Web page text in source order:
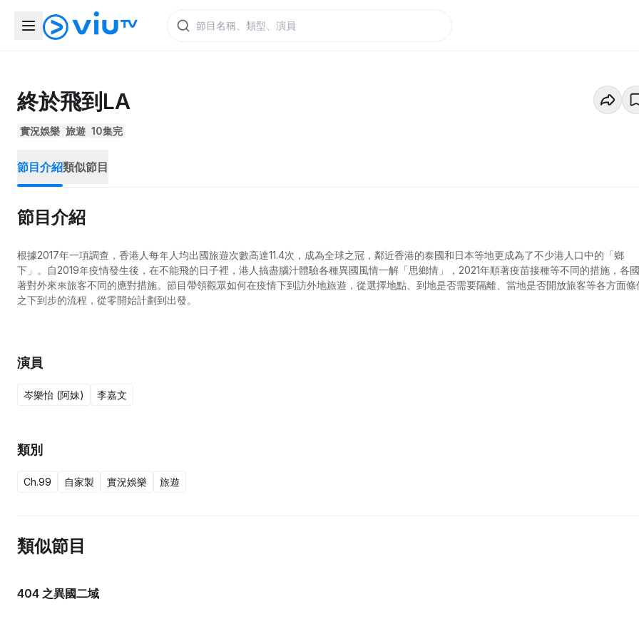
終於飛到LA
實況娛樂 旅遊 10集完
節目介紹類似節目
節目介紹
根據2017年一項調查，香港人每年人均出國旅遊次數高達11.4次，成為全球之冠，鄰近香港的泰國和日本等地更成為了不少港人口中的「鄉
下」。自2019年疫情發生後，在不能飛的日子裡，港人搞盡腦汁體驗各種異國風情一解「思鄉情」，2021年順著疫苗接種等不同的措施，各
著對外來來旅客不同的應對措施。節目帶領觀眾如何在疫情下到訪外地旅遊，從選擇地點、到地是否需要隔離、當地是否開放旅客等各方面條
之下到步的流程，從零開始計劃到出發。
演員
岑樂怡 (阿妹) 李嘉文
類別
Ch.99 自家製 實況娛樂 旅遊
類似節目
404 之異國二域